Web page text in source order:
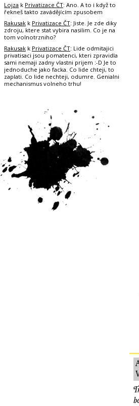
Lojza k Privatizace ČT: Ano. A to i když to
řekneš takto zavádějícím zpusobem
Rakusak k Privatizace ČT: Jiste. Je zde diky
zdroju, ktere stat vybira nasilim. Co je na
tom volnotrzniho?
Rakusak k Privatizace ČT: Lide odmitajici
privatisaci jsou pomatenci, kteri zpravidla
sami nemaji zadny vlastni prijem :-D Je to
jednoduche jako facka. Co lide chteji, to
zaplati. Co lide nechteji, odumre. Genialni
mechanismus volneho trhu!